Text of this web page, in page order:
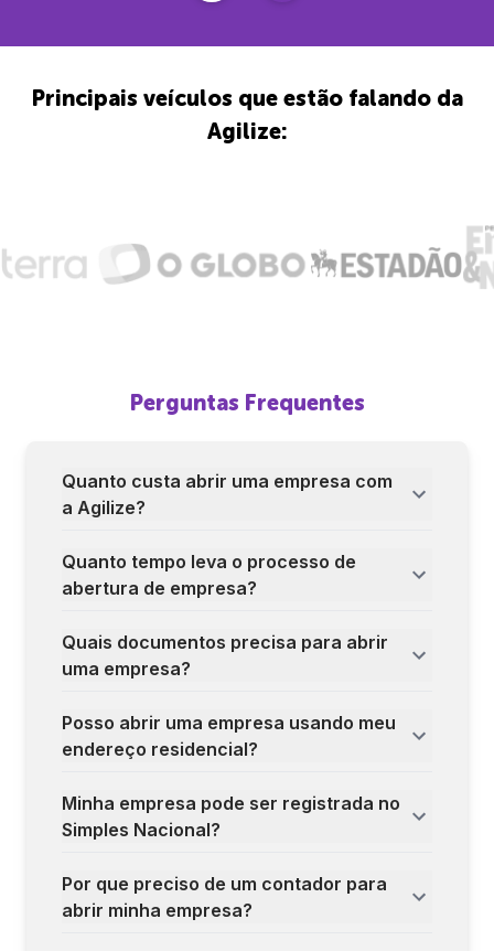
Principais veículos que estão falando da
Agilize:
Perguntas Frequentes
Quanto custa abrir uma empresa com
a Agilize?
Quanto tempo leva o processo de
abertura de empresa?
Quais documentos precisa para abrir
uma empresa?
Posso abrir uma empresa usando meu
endereço residencial?
Minha empresa pode ser registrada no
Simples Nacional?
Por que preciso de um contador para
abrir minha empresa?